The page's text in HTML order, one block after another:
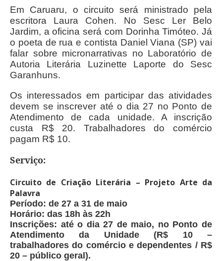
Em Caruaru, o circuito será ministrado pela
escritora Laura Cohen. No Sesc Ler Belo
Jardim, a oficina será com Dorinha Timóteo. Já
o poeta de rua e contista Daniel Viana (SP) vai
falar sobre micronarrativas no Laboratório de
Autoria Literária Luzinette Laporte do Sesc
Garanhuns.
Os interessados em participar das atividades
devem se inscrever até o dia 27 no Ponto de
Atendimento de cada unidade. A inscrição
custa R$ 20. Trabalhadores do comércio
pagam R$ 10.
Serviço:
Circuito de Criação Literária – Projeto Arte da
Palavra
Período: de 27 a 31 de maio
Horário: das 18h às 22h
Inscrições: até o dia 27 de maio, no Ponto de
Atendimento da Unidade (R$ 10 –
trabalhadores do comércio e dependentes / R$
20 – público geral).